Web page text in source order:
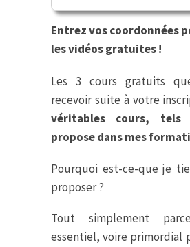
Entrez vos coordonnées
les vidéos gratuites !
Les 3 cours gratuits
recevoir suite à votre
véritables cours,
propose dans mes
Pourquoi est-ce-que je
proposer ?
Tout simplement
essentiel, voire primordial